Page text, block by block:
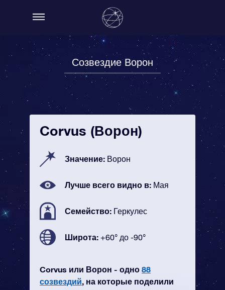
Созвездие Ворон
Corvus (Ворон)
Значение: Ворон
Лучше всего видно в: Мая
Семейство: Геркулес
Широта: +60° до -90°
Corvus или Ворон - одно 88
созвездий, на которые поделили